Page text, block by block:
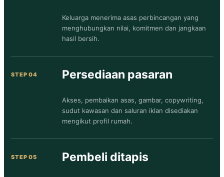
Keluarga menerima asas perbincangan yang
menghubungkan nilai, komitmen dan jangkaan
hasil bersih.
Persediaan pasaran
Akses, pembaikan asas, gambar, copywriting,
sudut kawasan dan saluran iklan disediakan
mengikut profil rumah.
Pembeli ditapis